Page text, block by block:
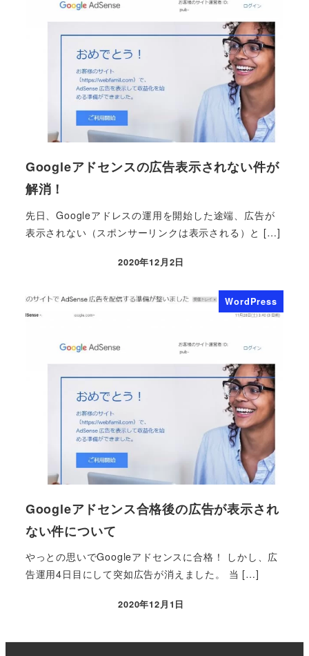
Googleアドセンスの広告表示されない件が
解消！
先日、Googleアドレスの運用を開始した途端、広告が
表示されない（スポンサーリンクは表示される）と […]
2020年12月2日
WordPress
Googleアドセンス合格後の広告が表示され
ない件について
やっとの思いでGoogleアドセンスに合格！ しかし、広
告運用4日目にして突如広告が消えました。 当 […]
2020年12月1日